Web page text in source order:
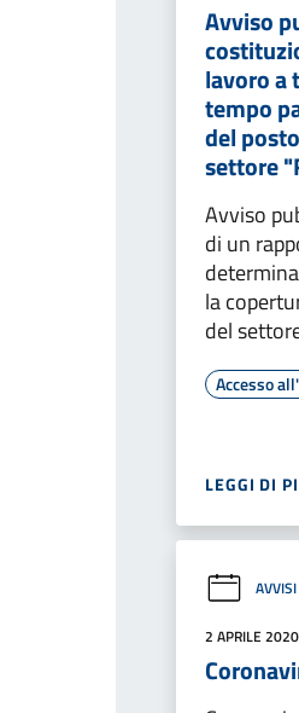
Avviso
lavoro a
tempo
del
settore
Avviso
di un
la
del
Accesso
LEGGI DI
AVVISI
2 APRILE 2020